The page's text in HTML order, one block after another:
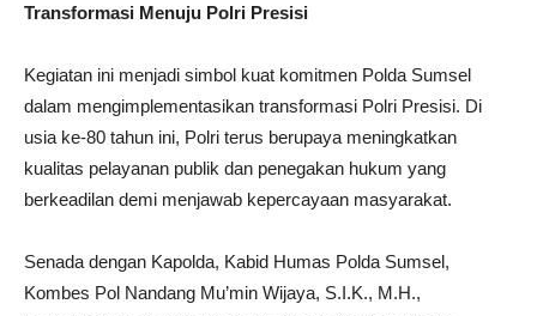
Transformasi Menuju Polri Presisi
Kegiatan ini menjadi simbol kuat komitmen Polda Sumsel
dalam mengimplementasikan transformasi Polri Presisi. Di
usia ke-80 tahun ini, Polri terus berupaya meningkatkan
kualitas pelayanan publik dan penegakan hukum yang
berkeadilan demi menjawab kepercayaan masyarakat.
Senada dengan Kapolda, Kabid Humas Polda Sumsel,
Kombes Pol Nandang Mu’min Wijaya, S.I.K., M.H.,